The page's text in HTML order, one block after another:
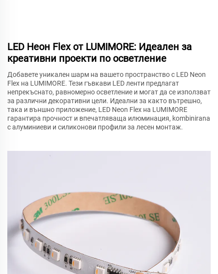
LED Неон Flex от LUMIMORE: Идеален за
креативни проекти по осветление
Добавете уникален шарм на вашето пространство с LED Neon
Flex на LUMIMORE. Тези гъвкави LED ленти предлагат
непрекъснато, равномерно осветление и могат да се използват
за различни декоративни цели. Идеални за както вътрешно,
така и външно приложение, LED Neon Flex на LUMIMORE
гарантира прочност и впечатляваща илюминация, kombinirana
с алуминиеви и силиконови профили за лесен монтаж.